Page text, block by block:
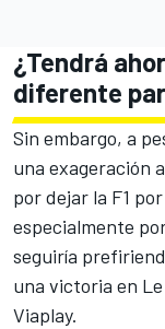
¿Tendrá
diferente
Sin embargo, a
una exageración
por dejar la F1
especialmente
seguiría
una victoria en
Viaplay.